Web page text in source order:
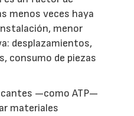
menos veces haya
menor
desplazamientos,
consumo de piezas
—como ATP—
materiales